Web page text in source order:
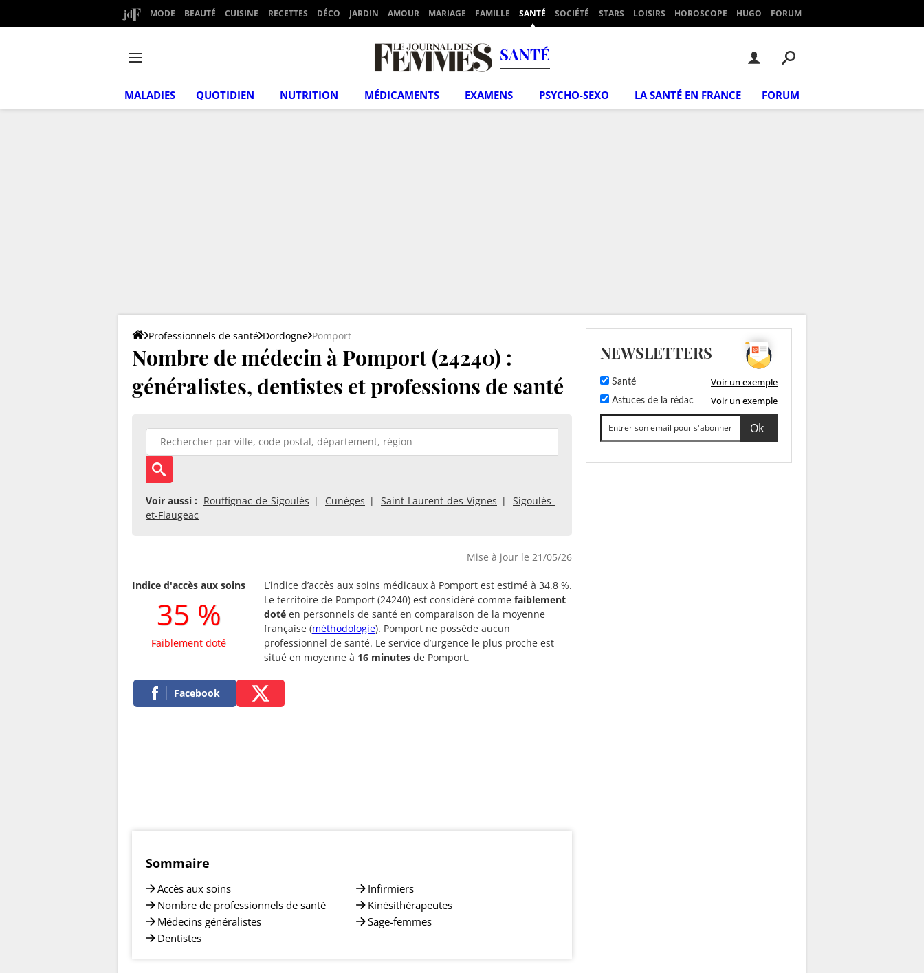
MODE BEAUTÉ CUISINE RECETTES DÉCO JARDIN AMOUR MARIAGE FAMILLE SANTÉ SOCIÉTÉ STARS LOISIRS HOROSCOPE HUGO FORUM
SANTÉ
MALADIES QUOTIDIEN NUTRITION MÉDICAMENTS EXAMENS PSYCHO-SEXO LA SANTÉ EN FRANCE FORUM
Professionnels de santé Dordogne Pomport
Nombre de médecin à Pomport (24240) :
généralistes, dentistes et professions de santé
Voir aussi : Rouffignac-de-Sigoulès Cunèges Saint-Laurent-des-Vignes
Sigoulès-
et-Flaugeac
Mise à jour le 21/05/26
Indice d'accès aux soins
35 %
Faiblement doté
L’indice d’accès aux soins médicaux à Pomport est estimé à 34.8 %.
Le territoire de Pomport (24240) est considéré comme faiblement
doté en personnels de santé en comparaison de la moyenne
française (méthodologie). Pomport ne possède aucun
professionnel de santé. Le service d’urgence le plus proche est
situé en moyenne à 16 minutes de Pomport.
Facebook
Sommaire
Accès aux soins
Nombre de professionnels de santé
Médecins généralistes
Dentistes
Infirmiers
Kinésithérapeutes
Sage-femmes
NEWSLETTERS
Santé Voir un exemple
Astuces de la rédac Voir un exemple